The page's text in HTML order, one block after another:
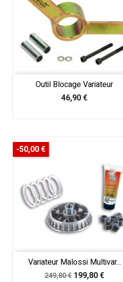
Outil Blocage Variateur
Prix
46,90 €
Variateur Malossi Multivar...
Prix
249,80 € Prix
199,80 €
-50,00 €